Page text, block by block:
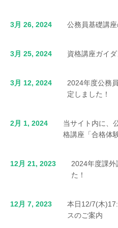
3月 26, 2024 公務員基礎講
3月 25, 2024 資格講座ガイ
3月 12, 2024
2024年度公務
定しました！
2月 1, 2024
当サイト内に、
格講座「合格体
12月 21, 2023
2024年度課外
た！
12月 7, 2023
本日12/7(木
スのご案内